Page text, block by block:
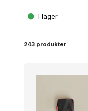
243 produkter